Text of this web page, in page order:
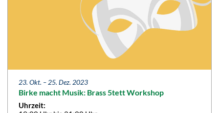
23. Okt. – 25. Dez. 2023
Birke macht Musik: Brass 5tett Workshop
Uhrzeit: